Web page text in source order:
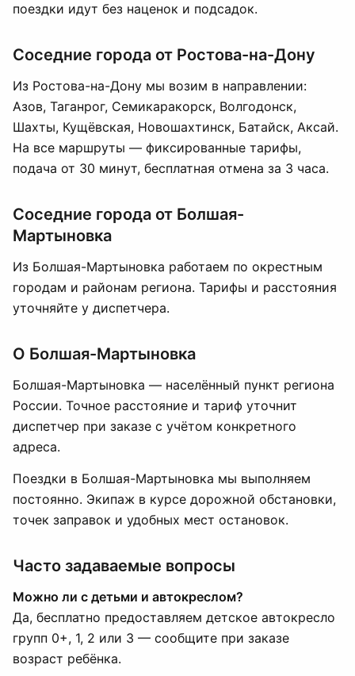
поездки идут без наценок и подсадок.
Соседние города от Ростова-на-Дону
Из Ростова-на-Дону мы возим в направлении:
Азов, Таганрог, Семикаракорск, Волгодонск,
Шахты, Кущёвская, Новошахтинск, Батайск, Аксай.
На все маршруты — фиксированные тарифы,
подача от 30 минут, бесплатная отмена за 3 часа.
Соседние города от Болшая-
Мартыновка
Из Болшая-Мартыновка работаем по окрестным
городам и районам региона. Тарифы и расстояния
уточняйте у диспетчера.
О Болшая-Мартыновка
Болшая-Мартыновка — населённый пункт региона
России. Точное расстояние и тариф уточнит
диспетчер при заказе с учётом конкретного
адреса.
Поездки в Болшая-Мартыновка мы выполняем
постоянно. Экипаж в курсе дорожной обстановки,
точек заправок и удобных мест остановок.
Часто задаваемые вопросы
Можно ли с детьми и автокреслом?
Да, бесплатно предоставляем детское автокресло
групп 0+, 1, 2 или 3 — сообщите при заказе
возраст ребёнка.